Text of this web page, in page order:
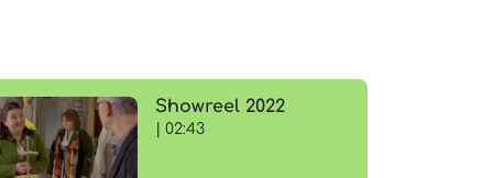
Showreel 2022
| 02:43